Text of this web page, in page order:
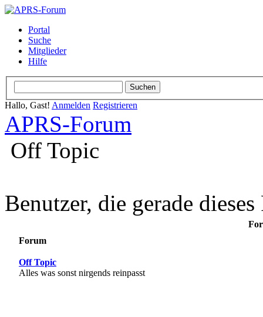
Portal
Suche
Mitglieder
Hilfe
Hallo, Gast! Anmelden Registrieren
APRS-Forum
Off Topic
Benutzer, die gerade
Forum
Off Topic
Alles was sonst nirgends reinpasst